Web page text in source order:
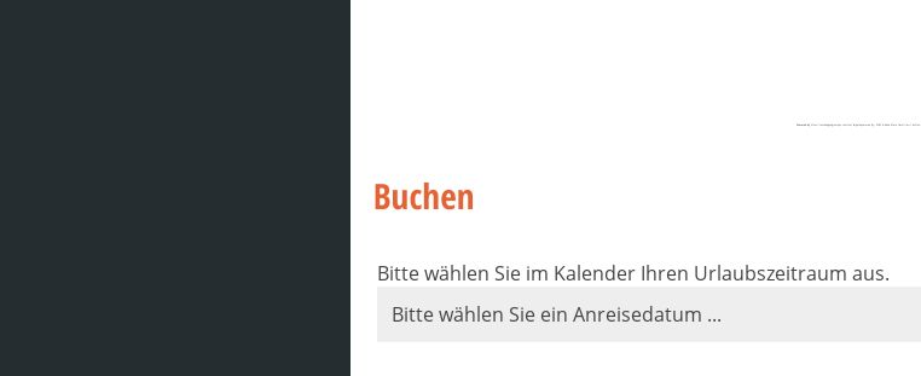
Powered by https://embedgooglemaps.com/en/ &gefapowered by: EGM & Read More Herelltmir button
Bitte wählen Sie im Kalender Ihren Urlaubszeitraum aus.
Bitte wählen Sie ein Anreisedatum ...